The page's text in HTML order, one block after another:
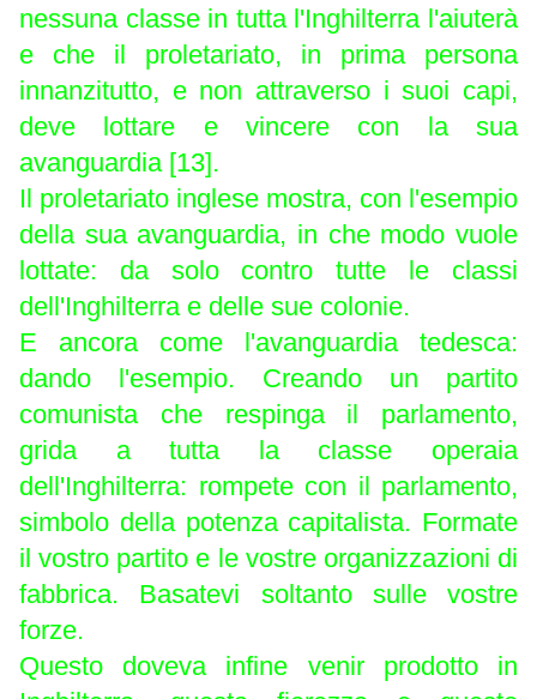
nessuna classe in tutta l'Inghilterra l'aiuterà
e che il proletariato, in prima persona
innanzitutto, e non attraverso i suoi capi,
deve lottare e vincere con la sua
avanguardia [13].
Il proletariato inglese mostra, con l'esempio
della sua avanguardia, in che modo vuole
lottate: da solo contro tutte le classi
dell'Inghilterra e delle sue colonie.
E ancora come l'avanguardia tedesca:
dando l'esempio. Creando un partito
comunista che respinga il parlamento,
grida a tutta la classe operaia
dell'Inghilterra: rompete con il parlamento,
simbolo della potenza capitalista. Formate
il vostro partito e le vostre organizzazioni di
fabbrica. Basatevi soltanto sulle vostre
forze.
Questo doveva infine venir prodotto in